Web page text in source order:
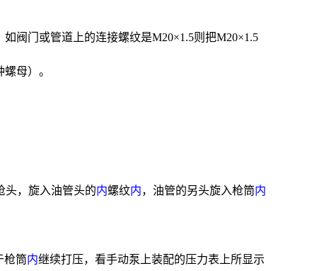
如阀门或管道上的连接螺纹是M20×1.5则把M20×1.5
母）。
头，旋入油管头的内螺纹内，油管的另头旋入枪筒内
枪筒内继续打压，看手动泵上装配的压力表上所显示